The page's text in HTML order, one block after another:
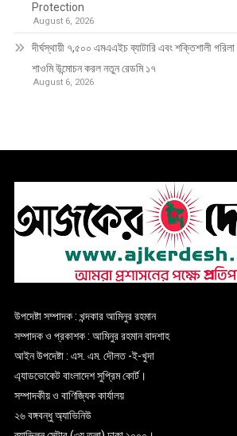
Protection
August 6, 2026
দীর্ঘস্থায়ী ৭,৫০০ এমএএইচ ব্যাটারি এবং শক্তিশালী
শাওমি উন্মোচন করল নতুন রেডমি ১৭
August 6, 2026
উপদেষ্টা সম্পাদক : খন্দকার আমিনুর রহমান
সম্পাদক ও প্রকাশক : আমিনুর রহমান বাদশাহ
আইন উপদেষ্টা : এস. এম. দৌলত -ই-খুদা
এ্যাডভোকেট বাংলাদেশ সুপ্রিম কোর্ট।
সম্পাদকীয় ও বাণিজ্যিক কার্যালয়
২৬ বঙ্গবন্ধু অ্যাভিনিউ